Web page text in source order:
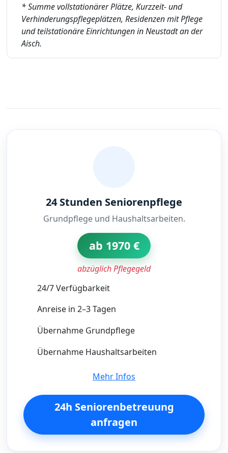
* Summe vollstationärer Plätze, Kurzzeit- und
Verhinderungspflegeplätzen, Residenzen mit Pflege
und teilstationäre Einrichtungen in Neustadt an der
Aisch.
24 Stunden Seniorenpflege
Grundpflege und Haushaltsarbeiten.
ab 1970 €
abzüglich Pflegegeld
24/7 Verfügbarkeit
Anreise in 2–3 Tagen
Übernahme Grundpflege
Übernahme Haushaltsarbeiten
Mehr Infos
24h Seniorenbetreuung
anfragen